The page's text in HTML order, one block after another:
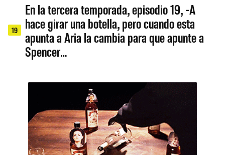
19
En la tercera temporada, episodio 19, -A
hace girar una botella, pero cuando esta
apunta a Aria la cambia para que apunte a
Spencer…